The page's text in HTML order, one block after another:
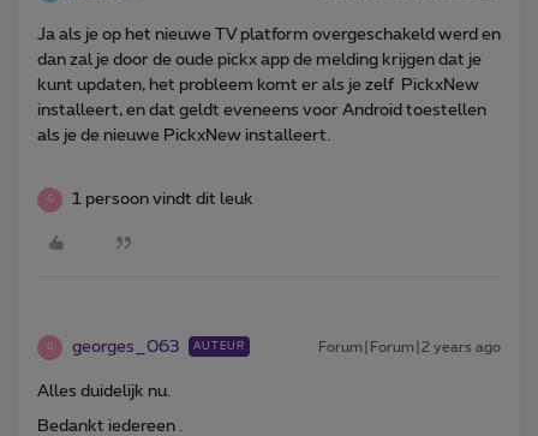
Ja als je op het nieuwe TV platform overgeschakeld werd en
dan zal je door de oude pickx app de melding krijgen dat je
kunt updaten, het probleem komt er als je zelf PickxNew
installeert, en dat geldt eveneens voor Android toestellen
als je de nieuwe PickxNew installeert.
G 1 persoon vindt dit leuk
G georges_063 AUTEUR Forum|Forum|2 years ago
Alles duidelijk nu.
Bedankt iedereen .